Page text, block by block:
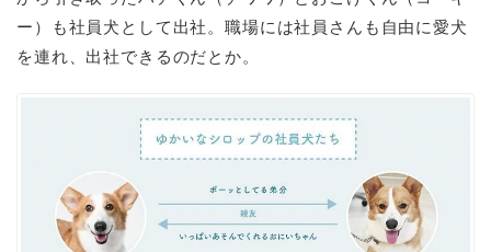
ー）も社員犬として出社。職場には社員さんも自由に愛犬
を連れ、出社できるのだとか。